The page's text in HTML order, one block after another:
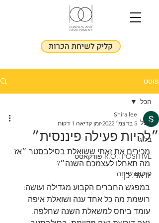
קליק לשיחת הכרות
פוסט
הכל
בלוג
R.O.i POSITIVE פודקאסט
סיכום שיחה
הכל
״להיות פעילה פיננסית״
Shira lee
5 בדצמ׳ 2022
זמן קריאה 1 דקות
מכירים את זאתי ששואלת בסילבסטר ״אז
מה תאחלו לעצמכם השנה״?
זו אני. כן.
במפגש החברים הקבוע מגדילה ועושה:
רושמת מה כל אחד ענה ושואלת איפה
עומד ביחס למשאלת השנה שחלפה.